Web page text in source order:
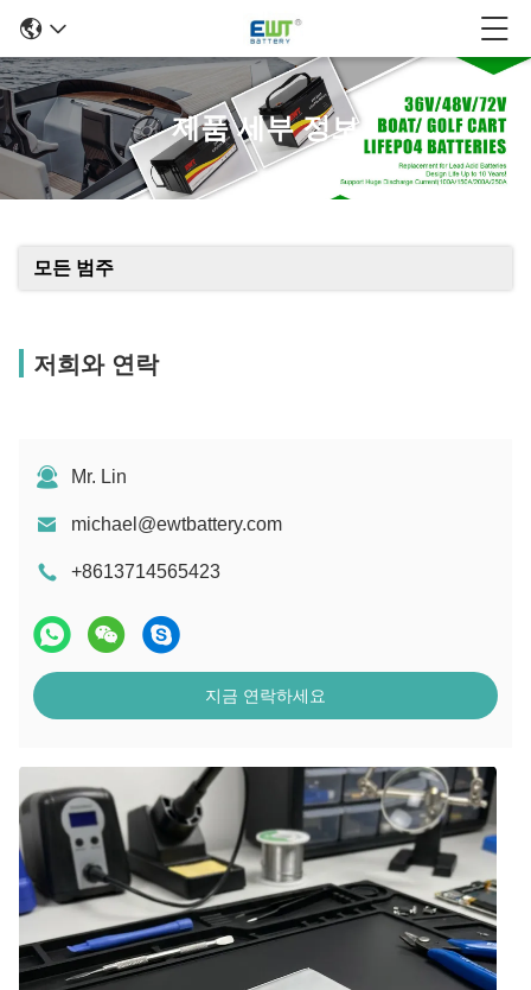
제품 세부 정보
모든 범주
저희와 연락
Mr. Lin
michael@ewtbattery.com
+8613714565423
지금 연락하세요